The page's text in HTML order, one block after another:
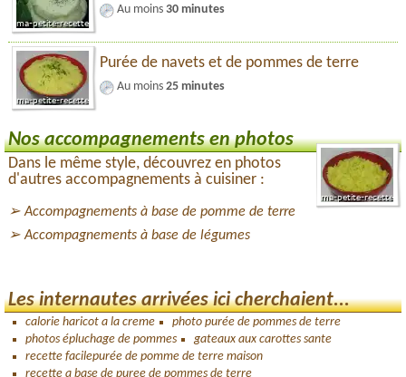
Au moins 30 minutes
Purée de navets et de pommes de terre
Au moins 25 minutes
Nos accompagnements en photos
Dans le même style, découvrez en photos
d'autres accompagnements à cuisiner :
Accompagnements à base de pomme de terre
Accompagnements à base de légumes
Les internautes arrivées ici cherchaient...
calorie haricot a la creme
photo purée de pommes de terre
photos épluchage de pommes
gateaux aux carottes sante
recette facilepurée de pomme de terre maison
recette a base de puree de pommes de terre